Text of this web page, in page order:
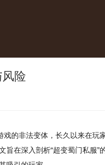
险
戏的非法变体，长久以来在玩
在深入剖析“超变蜀门私服”